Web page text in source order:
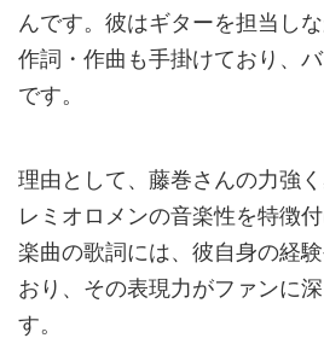
んです。彼はギターを担当し
作詞・作曲も手掛けており、
です。
理由として、藤巻さんの力強く
レミオロメンの音楽性を特徴
楽曲の歌詞には、彼自身の経
おり、その表現力がファンに
す。